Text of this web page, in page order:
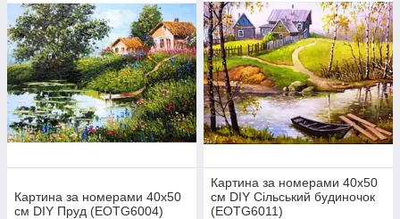
Картина за номерами 40х50
см DIY Пруд (EOTG6004)
Картина за номерами 40х50
см DIY Сільський будиночок
(EOTG6011)